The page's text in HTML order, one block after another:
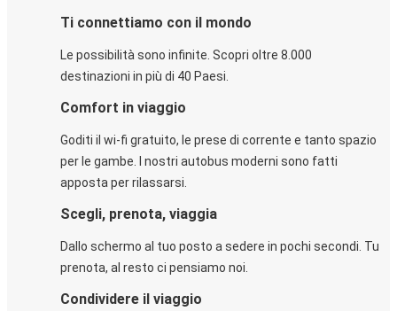
Ti connettiamo con il mondo
Le possibilità sono infinite. Scopri oltre 8.000
destinazioni in più di 40 Paesi.
Comfort in viaggio
Goditi il wi-fi gratuito, le prese di corrente e tanto spazio
per le gambe. I nostri autobus moderni sono fatti
apposta per rilassarsi.
Scegli, prenota, viaggia
Dallo schermo al tuo posto a sedere in pochi secondi. Tu
prenota, al resto ci pensiamo noi.
Condividere il viaggio